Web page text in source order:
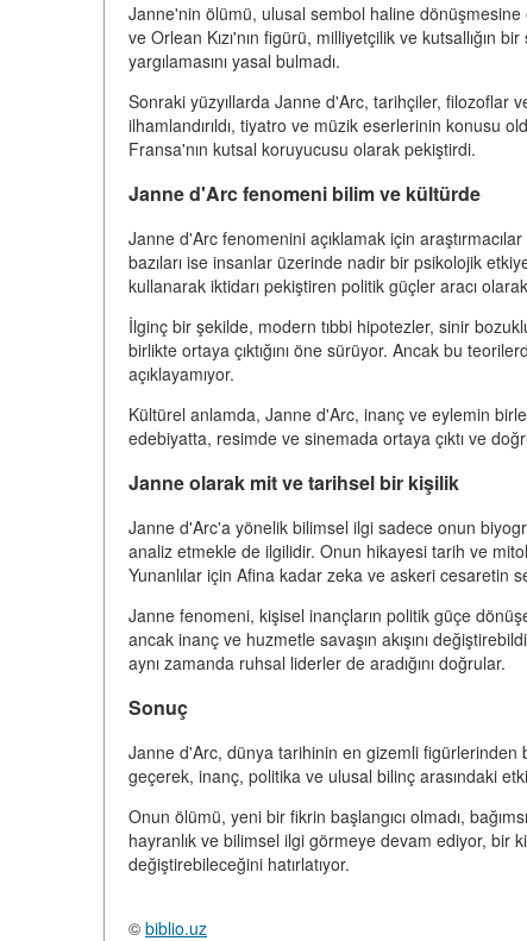
Janne'nin ölümü, ulusal sembol haline
ve Orlean Kızı'nın figürü, milliyetçilik ve kutsallığın
yargılamasını yasal bulmadı.
Sonraki yüzyıllarda Janne d'Arc, tarihçiler, filozoflar
ilhamlandırıldı, tiyatro ve müzik eserlerinin konusu
Fransa'nın kutsal koruyucusu olarak pekiştirdi.
Janne d'Arc fenomeni bilim ve kültürde
Janne d'Arc fenomenini açıklamak için
bazıları ise insanlar üzerinde nadir bir psikolojik
kullanarak iktidarı pekiştiren politik güçler aracı
İlginç bir şekilde, modern tıbbi hipotezler, sinir
birlikte ortaya çıktığını öne sürüyor. Ancak bu
açıklayamıyor.
Kültürel anlamda, Janne d'Arc, inanç ve eylemin
edebiyatta, resimde ve sinemada ortaya çıktı ve
Janne olarak mit ve tarihsel bir kişilik
Janne d'Arc'a yönelik bilimsel ilgi sadece onun
analiz etmekle de ilgilidir. Onun hikayesi tarih ve
Yunanlılar için Afina kadar zeka ve askeri cesaretin
Janne fenomeni, kişisel inançların politik güçe
ancak inanç ve huzmetle savaşın akışını
aynı zamanda ruhsal liderler de aradığını doğrular.
Sonuç
Janne d'Arc, dünya tarihinin en gizemli
geçerek, inanç, politika ve ulusal bilinç arasındaki
Onun ölümü, yeni bir fikrin başlangıcı olmadı,
hayranlık ve bilimsel ilgi görmeye devam ediyor, bir
değiştirebileceğini hatırlatıyor.
© biblio.uz